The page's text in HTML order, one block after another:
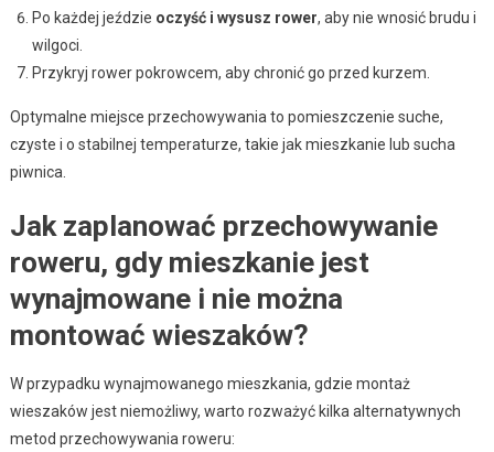
Po każdej jeździe oczyść i wysusz rower, aby nie wnosić brudu i
wilgoci.
Przykryj rower pokrowcem, aby chronić go przed kurzem.
Optymalne miejsce przechowywania to pomieszczenie suche,
czyste i o stabilnej temperaturze, takie jak mieszkanie lub sucha
piwnica.
Jak zaplanować przechowywanie
roweru, gdy mieszkanie jest
wynajmowane i nie można
montować wieszaków?
W przypadku wynajmowanego mieszkania, gdzie montaż
wieszaków jest niemożliwy, warto rozważyć kilka alternatywnych
metod przechowywania roweru: